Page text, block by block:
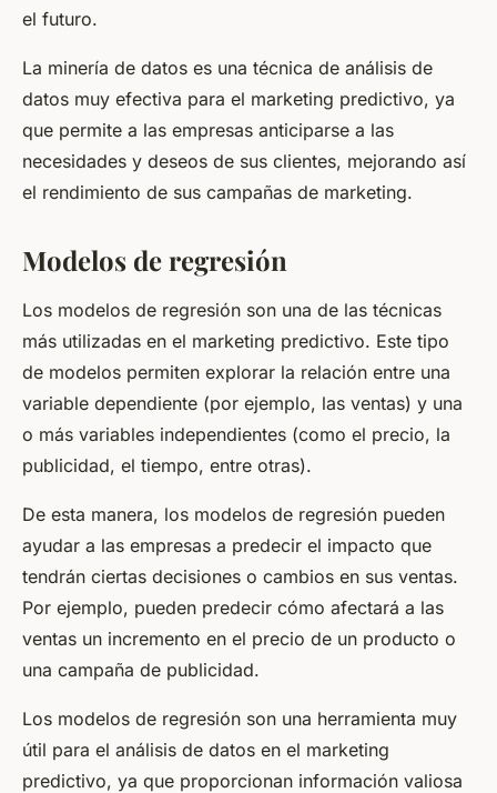
el futuro.
La minería de datos es una técnica de análisis de
datos muy efectiva para el marketing predictivo, ya
que permite a las empresas anticiparse a las
necesidades y deseos de sus clientes, mejorando así
el rendimiento de sus campañas de marketing.
Modelos de regresión
Los modelos de regresión son una de las técnicas
más utilizadas en el marketing predictivo. Este tipo
de modelos permiten explorar la relación entre una
variable dependiente (por ejemplo, las ventas) y una
o más variables independientes (como el precio, la
publicidad, el tiempo, entre otras).
De esta manera, los modelos de regresión pueden
ayudar a las empresas a predecir el impacto que
tendrán ciertas decisiones o cambios en sus ventas.
Por ejemplo, pueden predecir cómo afectará a las
ventas un incremento en el precio de un producto o
una campaña de publicidad.
Los modelos de regresión son una herramienta muy
útil para el análisis de datos en el marketing
predictivo, ya que proporcionan información valiosa